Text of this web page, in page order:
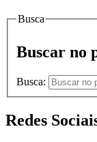
Busca
Buscar no
Busca:
Redes